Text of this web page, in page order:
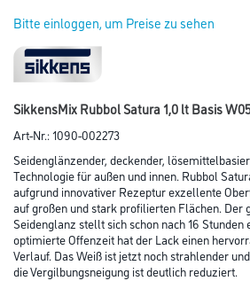
Bitte einloggen, um Preise zu sehen
SikkensMix Rubbol Satura 1,0 lt Basis W05
Art-Nr.:1090-002273
Seidenglänzender, deckender,
Technologie für außen und innen. Rubbol
aufgrund innovativer Rezeptur exzellente
auf großen und stark profilierten Flächen. Der
Seidenglanz stellt sich schon nach 16 Stunden
optimierte Offenzeit hat der Lack einen
Verlauf. Das Weiß ist jetzt noch strahlender
die Vergilbungsneigung ist deutlich reduziert.